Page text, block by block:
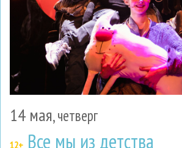
14 мая, четверг
12+ Все мы из детства